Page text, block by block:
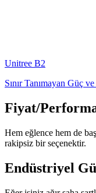
Unitree B2
Sınır Tanımayan Güç
Fiyat/
Hem eğlence hem de
rakipsiz bir seçenektir.
Endüstriyel